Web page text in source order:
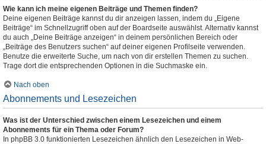
Wie kann ich meine eigenen Beiträge und Themen finden?
Deine eigenen Beiträge kannst du dir anzeigen lassen, indem du „Eigene
Beiträge“ im Schnellzugriff oben auf der Boardseite auswählst. Alternativ kannst
du auch „Deine Beiträge anzeigen“ in deinem persönlichen Bereich oder
„Beiträge des Benutzers suchen“ auf deiner eigenen Profilseite verwenden.
Benutze die erweiterte Suche, um nach von dir erstellen Themen zu suchen.
Trage dort die entsprechenden Optionen in die Suchmaske ein.
Nach oben
Abonnements und Lesezeichen
Was ist der Unterschied zwischen einem Lesezeichen und einem
Abonnements für ein Thema oder Forum?
In phpBB 3.0 funktionierten Lesezeichen ähnlich den Lesezeichen in Web-